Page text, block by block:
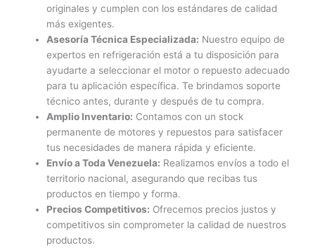
originales y cumplen con los estándares de calidad
más exigentes.
Asesoría Técnica Especializada: Nuestro equipo de
expertos en refrigeración está a tu disposición para
ayudarte a seleccionar el motor o repuesto adecuado
para tu aplicación específica. Te brindamos soporte
técnico antes, durante y después de tu compra.
Amplio Inventario: Contamos con un stock
permanente de motores y repuestos para satisfacer
tus necesidades de manera rápida y eficiente.
Envío a Toda Venezuela: Realizamos envíos a todo el
territorio nacional, asegurando que recibas tus
productos en tiempo y forma.
Precios Competitivos: Ofrecemos precios justos y
competitivos sin comprometer la calidad de nuestros
productos.